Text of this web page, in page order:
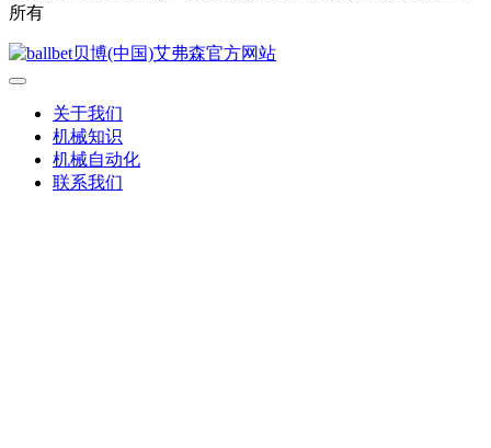
所有
关于我们
机械知识
机械自动化
联系我们